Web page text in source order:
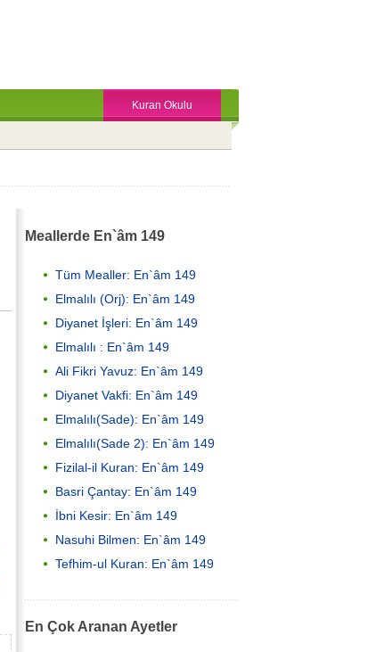
Kuran Okulu
Meallerde En`âm 149
Tüm Mealler: En`âm 149
Elmalılı (Orj): En`âm 149
Diyanet İşleri: En`âm 149
Elmalılı : En`âm 149
Ali Fikri Yavuz: En`âm 149
Diyanet Vakfi: En`âm 149
Elmalılı(Sade): En`âm 149
Elmalılı(Sade 2): En`âm 149
Fizilal-il Kuran: En`âm 149
Basri Çantay: En`âm 149
İbni Kesir: En`âm 149
Nasuhi Bilmen: En`âm 149
Tefhim-ul Kuran: En`âm 149
En Çok Aranan Ayetler